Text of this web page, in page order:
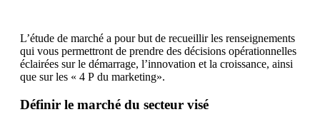
L’étude de marché a pour but de recueillir les renseignements
qui vous permettront de prendre des décisions opérationnelles
éclairées sur le démarrage, l’innovation et la croissance, ainsi
que sur les « 4 P du marketing».
Définir le marché du secteur visé